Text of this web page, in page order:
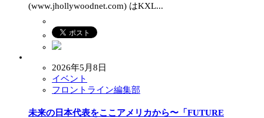
(www.jhollywoodnet.com) はKXL...
2026年5月8日
イベント
フロントライン編集部
未来の日本代表をここアメリカから〜「FUTURE